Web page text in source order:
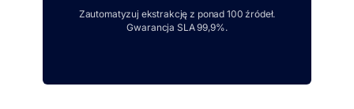
Zautomatyzuj ekstrakcję z ponad 100 źródeł.
Gwarancja SLA 99,9%.